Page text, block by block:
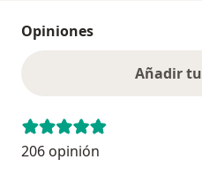
Source
EDGAR MATOS via Scopus
Lymphocyte population
como primera
Opiniones
Añadir
206 opinión